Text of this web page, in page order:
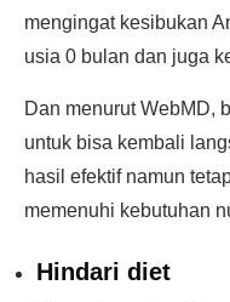
mengingat kesibukan
usia 0 bulan dan juga
Dan menurut WebMD,
untuk bisa kembali
hasil efektif namun
memenuhi kebutuhan
Hindari diet